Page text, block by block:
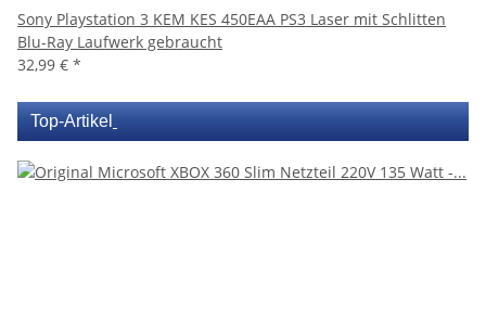
Sony Playstation 3 KEM KES 450EAA PS3 Laser mit Schlitten
Blu-Ray Laufwerk gebraucht
32,99 € *
Top-Artikel